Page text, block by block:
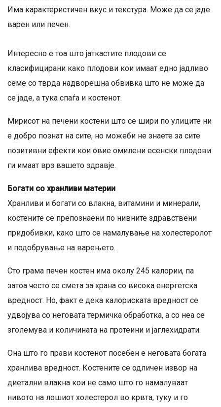
Има карактеристичен вкус и текстура. Може да се јаде
варен или печен.
Интересно е тоа што јаткастите плодови се
класифицирани како плодови кои имаат едно јадливо
семе со тврда надворешна обвивка што не може да
се јаде, а тука спаѓа и костенот.
Мирисот на печени костени што се шири по улиците ни
е добро познат на сите, но можеби не знаете за сите
позитивни ефекти кои овие омилени есенски плодови
ги имаат врз вашето здравје.
Богати со хранливи материи
Хранливи и богати со влакна, витамини и минерали,
костените се препознаени по нивните здравствени
придобивки, како што се намалување на холестеролот
и подобрување на варењето.
Сто грама печен костен има околу 245 калории, па
затоа често се смета за храна со висока енергетска
вредност. Но, факт е дека калориската вредност се
удвојува со неговата термичка обработка, а со неа се
зголемува и количината на протеини и јаглехидрати.
Она што го прави костенот посебен е неговата богата
хранлива вредност. Костените се одличен извор на
диетални влакна кои не само што го намалуваат
нивото на лошиот холестерол во крвта, туку и го